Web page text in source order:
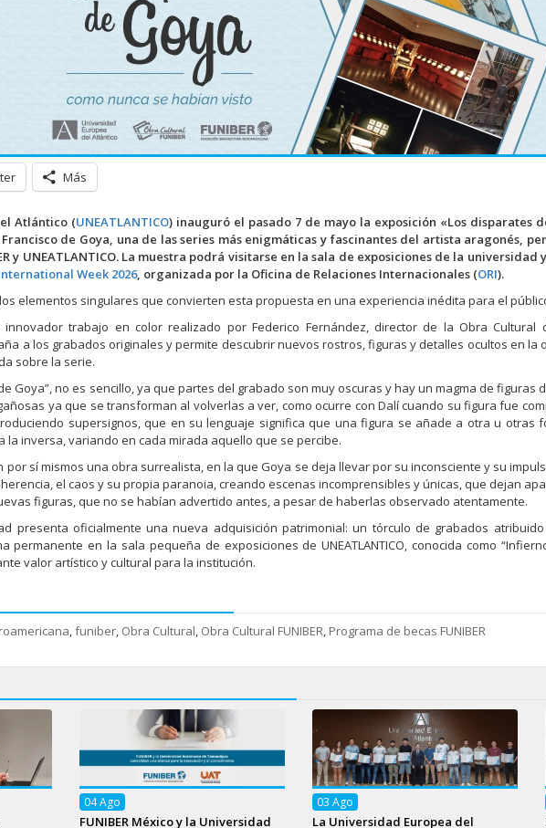
Más
Atlántico (UNEATLANTICO) inauguró el pasado 7 de mayo la exposición «Los disparates
de Goya, una de las series más enigmáticas y fascinantes del artista aragonés,
y UNEATLANTICO. La muestra podrá visitarse en la sala de exposiciones de la universidad
Week 2026, organizada por la Oficina de Relaciones Internacionales (ORI).
elementos singulares que convierten esta propuesta en una experiencia inédita para el
trabajo en color realizado por Federico Fernández, director de la Obra Cultural
a los grabados originales y permite descubrir nuevos rostros, figuras y detalles ocultos en la
sobre la serie.
Goya”, no es sencillo, ya que partes del grabado son muy oscuras y hay un magma de figuras
ya que se transforman al volverlas a ver, como ocurre con Dalí cuando su figura fue
supersignos, que en su lenguaje significa que una figura se añade a otra u otras
la inversa, variando en cada mirada aquello que se percibe.
por sí mismos una obra surrealista, en la que Goya se deja llevar por su inconsciente y su
el caos y su propia paranoia, creando escenas incomprensibles y únicas, que dejan
figuras, que no se habían advertido antes, a pesar de haberlas observado atentamente.
presenta oficialmente una nueva adquisición patrimonial: un tórculo de grabados
en la sala pequeña de exposiciones de UNEATLANTICO, conocida como
valor artístico y cultural para la institución.
funiber Obra Cultural Obra Cultural FUNIBER Programa de becas FUNIBER
04Ago
FUNIBER México y la Universidad
03 Ago
La Universidad Europea del